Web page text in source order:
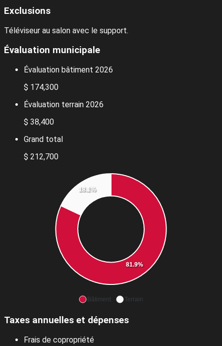
Exclusions
Téléviseur au salon avec le support.
Évaluation municipale
Évaluation bâtiment 2026
$ 174,300
Évaluation terrain 2026
$ 38,400
Grand total
$ 212,700
81.9%
18.1%
Bâtiment Terrain
Taxes annuelles et dépenses
Frais de copropriété